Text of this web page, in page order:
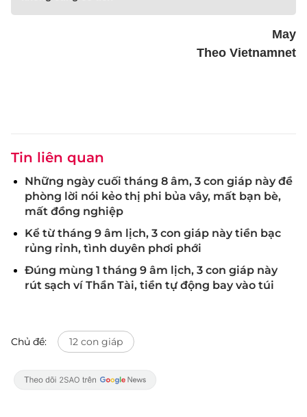
May
Theo Vietnamnet
Tin liên quan
Những ngày cuối tháng 8 âm, 3 con giáp này đề
phòng lời nói kẻo thị phi bủa vây, mất bạn bè,
mất đồng nghiệp
Kể từ tháng 9 âm lịch, 3 con giáp này tiền bạc
rủng rỉnh, tình duyên phơi phới
Đúng mùng 1 tháng 9 âm lịch, 3 con giáp này
rút sạch ví Thần Tài, tiền tự động bay vào túi
Chủ đề: 12 con giáp